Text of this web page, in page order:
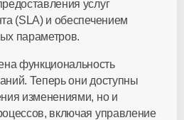
услуг
(SLA) и обеспечением
параметров.
функциональность
Теперь они доступны
изменениями, но и
включая управление